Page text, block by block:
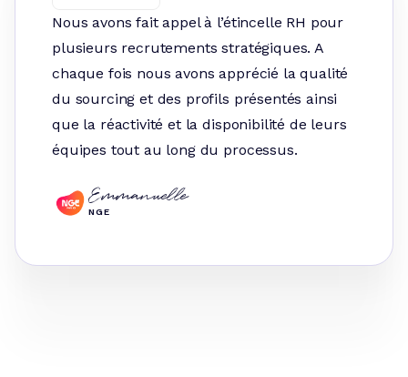
Nous avons fait appel à l’étincelle RH pour
plusieurs recrutements stratégiques. A
chaque fois nous avons apprécié la qualité
du sourcing et des profils présentés ainsi
que la réactivité et la disponibilité de leurs
équipes tout au long du processus.
Emmanuelle
NGE